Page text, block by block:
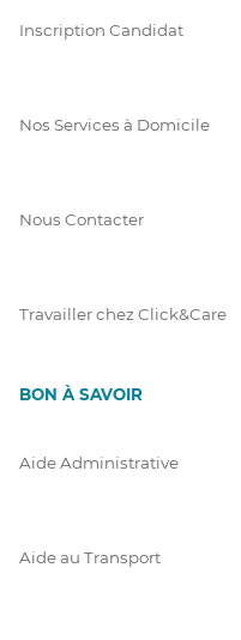
Inscription Candidat
Nos Services à Domicile
Nous Contacter
Travailler chez Click&Care
BON À SAVOIR
Aide Administrative
Aide au Transport